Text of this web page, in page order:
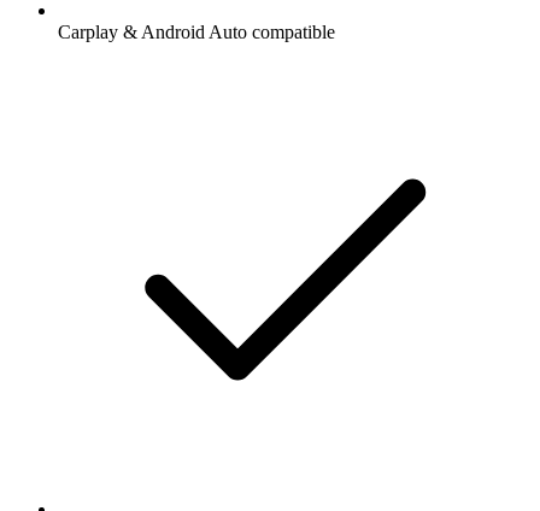
Carplay & Android Auto compatible